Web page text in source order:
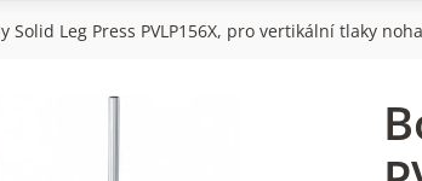
Solid Leg Press PVLP156X, pro vertikální tlaky